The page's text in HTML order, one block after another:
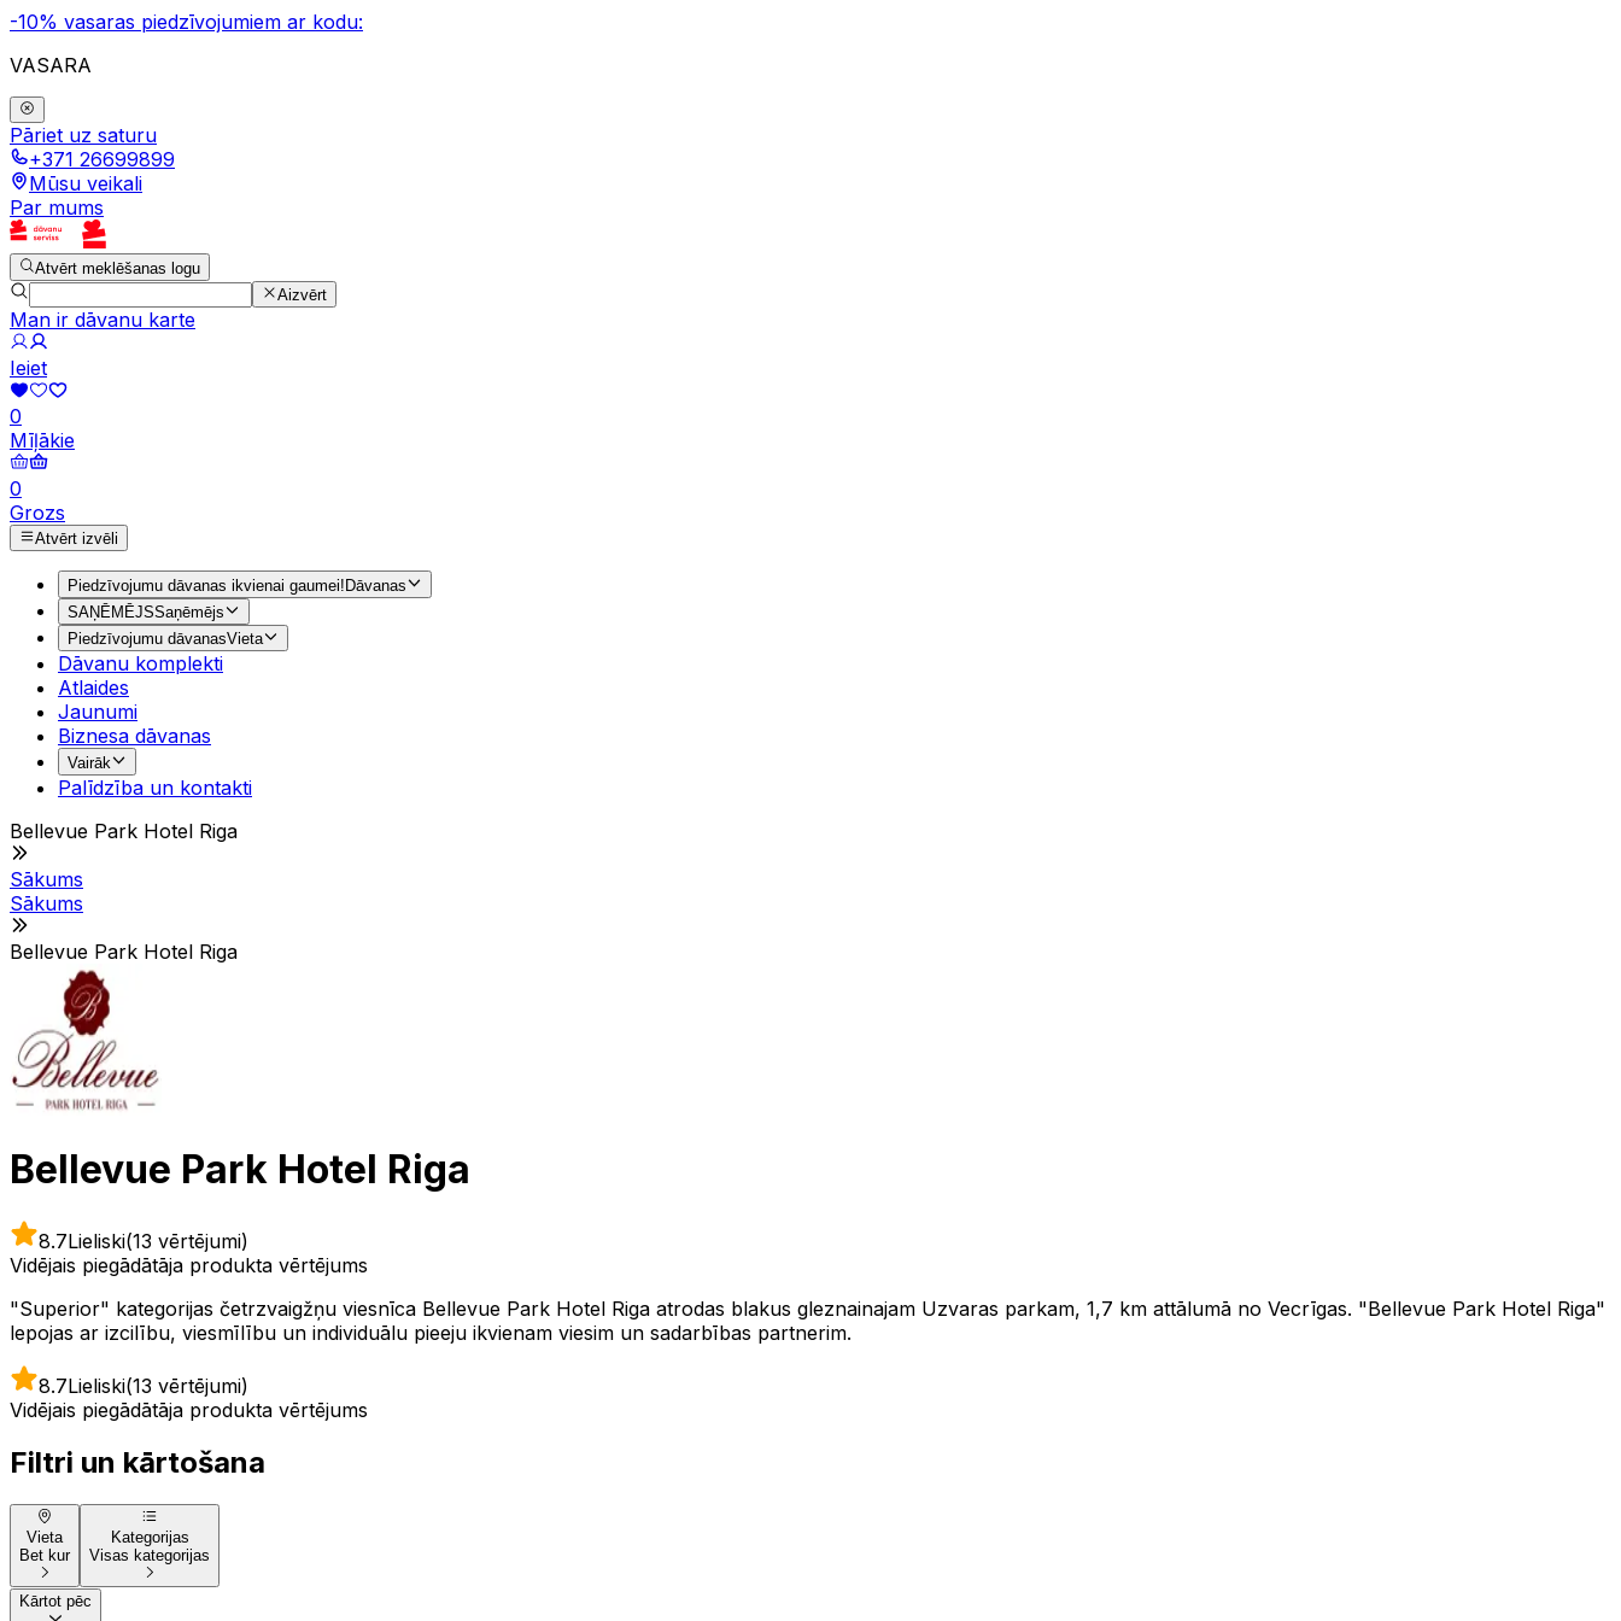
-10% vasaras piedzīvojumiem ar kodu:
VASARA
Pāriet uz saturu
+371 26699899
Mūsu veikali
Par mums
Atvērt meklēšanas logu
Aizvērt
Man ir dāvanu karte
Ieiet
0
Mīļākie
0
Grozs
Atvērt izvēli
Piedzīvojumu dāvanas ikvienai gaumei!Dāvanas
SAŅĒMĒJSSaņēmējs
Piedzīvojumu dāvanasVieta
Dāvanu komplekti
Atlaides
Jaunumi
Biznesa dāvanas
Vairāk
Palīdzība un kontakti
Bellevue Park Hotel Riga
Sākums
Sākums
Bellevue Park Hotel Riga
Bellevue Park Hotel Riga
8.7Lieliski(13 vērtējumi)
Vidējais piegādātāja produkta vērtējums
"Superior" kategorijas četrzvaigžņu viesnīca Bellevue Park Hotel Riga atrodas blakus gleznainajam Uzvaras parkam, 1,7 km attālumā no Vecrīgas. "Bellevue Park Hotel Riga"
lepojas ar izcilību, viesmīlību un individuālu pieeju ikvienam viesim un sadarbības partnerim.
8.7Lieliski(13 vērtējumi)
Vidējais piegādātāja produkta vērtējums
Filtri un kārtošana
Vieta
Bet kur
Kategorijas
Visas kategorijas
Kārtot pēc